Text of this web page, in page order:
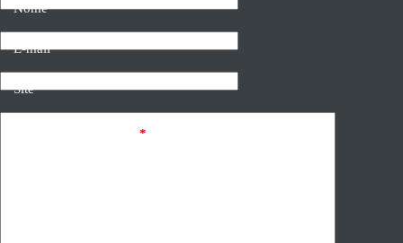
Nome
E-mail
Site
*